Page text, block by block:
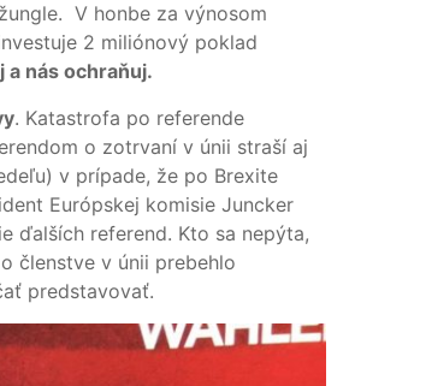
V honbe za výnosom
2 miliónový poklad
a nás ochraňuj.
. Katastrofa po referende
o zotrvaní v únii straší aj
v prípade, že po Brexite
Európskej komisie Juncker
ďalších referend. Kto sa nepýta,
členstve v únii prebehlo
predstavovať.